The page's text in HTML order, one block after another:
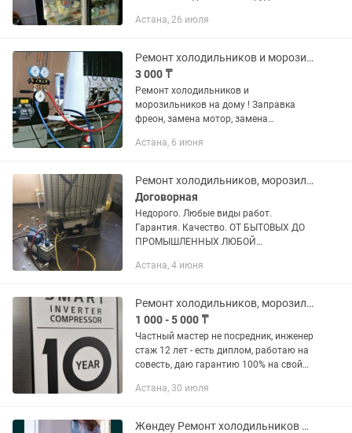
- Ремонт холодильников и
Астана, 26 июля
Ремонт холодильников и морозильников
3 000 ₸
Ремонт холодильников и
морозильников на дому ! Заправка
фреон, замена мотор, замена
других.
Астана, 6 июня
Ремонт холодильников, морозильников и кондиционеров. Заправка фреона
Договорная
Недорого. Любые виды работ.
Гарантия. Качество. ОТ БЫТОВЫХ ДО
ПРОМЫШЛЕННЫХ ЛЮБОЙ
включается, но не морозит и не
Холодильник...
Астана, 4 июня
Ремонт холодильников, морозильников на дому и заправка фреоном
1 000 - 5 000 ₸
Частный мастер не посредник, инженер
стаж 12 лет - есть диплом, работаю на
совесть, даю гарантию 100% на свой
своим инструментом и
Астана, 30 июля
Жөндеу Ремонт холодильников морозильников стиральных машин